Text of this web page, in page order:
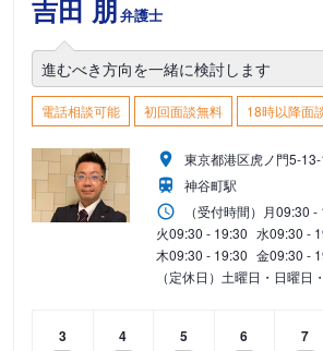
吉田 朋弁護士
進むべき方向を一緒に検討します
電話相談可能 初回面談無料 18時以降面
東京都港区虎ノ門5-
神谷町駅
（受付時間） 月09:30 -
火09:30 - 19:30 水09:30 -
木09:30 - 19:30 金09:30 -
（定休日）土曜日・日曜日
3
4
5
6
7